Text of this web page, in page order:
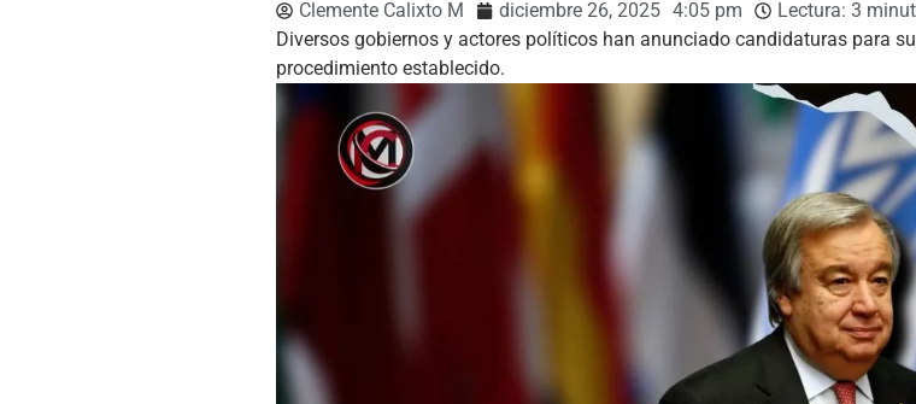
Clemente Calixto M diciembre 26, 2025 4:05 pm Lectura: 3
Diversos gobiernos y actores políticos han anunciado candidaturas para
procedimiento establecido.